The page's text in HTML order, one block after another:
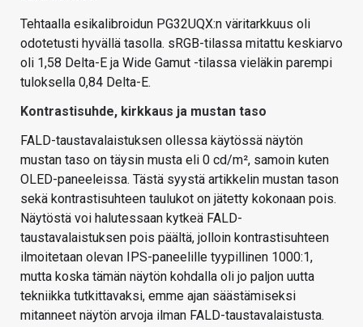
Tehtaalla esikalibroidun PG32UQX:n väritarkkuus oli
odotetusti hyvällä tasolla. sRGB-tilassa mitattu keskiarvo
oli 1,58 Delta-E ja Wide Gamut -tilassa vieläkin parempi
tuloksella 0,84 Delta-E.
Kontrastisuhde, kirkkaus ja mustan taso
FALD-taustavalaistuksen ollessa käytössä näytön
mustan taso on täysin musta eli 0 cd/m²​, samoin kuten
OLED-paneeleissa. Tästä syystä artikkelin mustan tason
sekä kontrastisuhteen taulukot on jätetty kokonaan pois.
Näytöstä voi halutessaan kytkeä FALD-
taustavalaistuksen pois päältä, jolloin kontrastisuhteen
ilmoitetaan olevan IPS-paneelille tyypillinen 1000:1,
mutta koska tämän näytön kohdalla oli jo paljon uutta
tekniikka tutkittavaksi, emme ajan säästämiseksi
mitanneet näytön arvoja ilman FALD-taustavalaistusta.